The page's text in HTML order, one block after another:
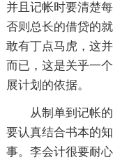
并且记帐时要清楚
否则总长的借贷的
敢有丁点马虎，这
而已，这是关乎一
展计划的依据。
从制单到记帐
要认真结合书本的
事。李会计很要耐